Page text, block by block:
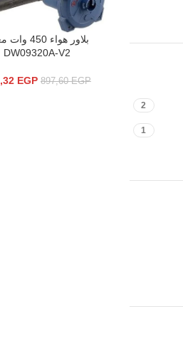
2
1
إضافة إلى السلة
بلاور هواء 450
DW09320A-V2
897,60EGP
EGP